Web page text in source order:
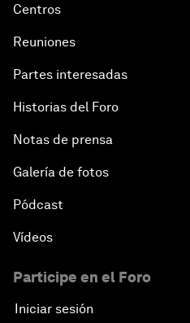
Centros
Reuniones
Partes interesadas
Historias del Foro
Notas de prensa
Galería de fotos
Pódcast
Vídeos
Participe en el Foro
Iniciar sesión